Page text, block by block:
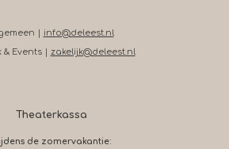
| info@deleest.nl
& Events | zakelijk@deleest.nl
Theaterkassa
de zomervakantie: